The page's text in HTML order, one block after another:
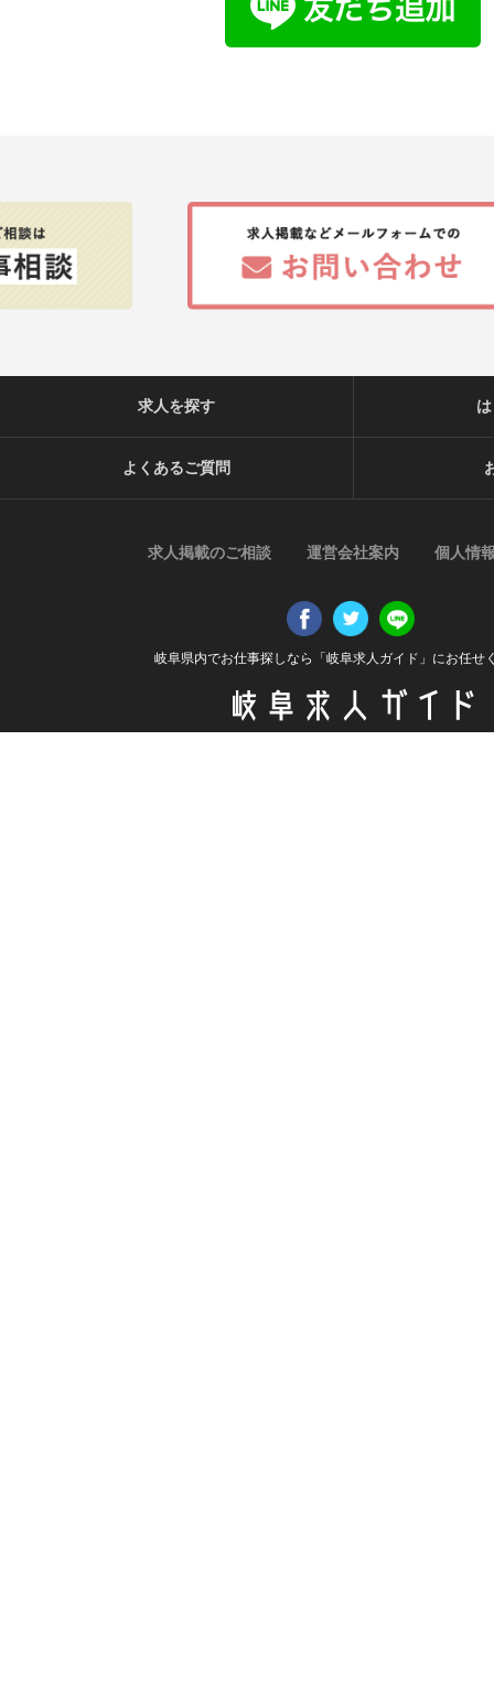
岐阜県内でお仕事探しなら「岐阜求人ガイド」にお任せ
求人を探す
よくあるご質問
求人掲載のご相談 運営会社案内 個人情